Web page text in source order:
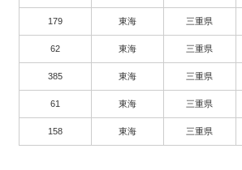
179 東海 三重県
62 東海 三重県
385 東海 三重県
61 東海 三重県
158 東海 三重県